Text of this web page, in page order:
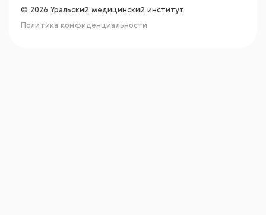
© 2026 Уральский медицинский институт
Политика конфиденциальности